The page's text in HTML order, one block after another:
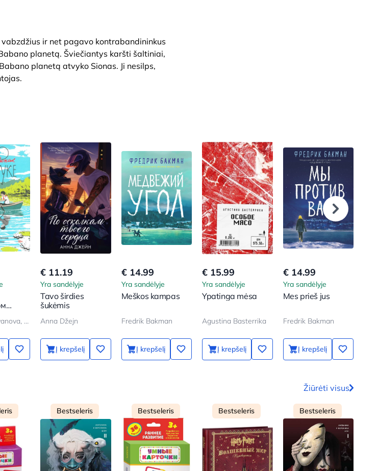
ir net pagavo kontrabandininkus
planetą. Šviečiantys karšti šaltiniai,
planetą atvyko Sionas. Ji nesilps,
Katerina Silvanova, Elena Malisova
€ 11.19
Yra sandėlyje
Tavo širdies
šukėmis
Anna Džejn
Į krepšelį
€ 14.99
Yra sandėlyje
Meškos kampas
Fredrik Bakman
Į krepšelį
€ 15.99
Yra sandėlyje
Ypatinga mėsa
Agustina Basterrika
Į krepšelį
€ 14.99
Yra sandėlyje
Mes prieš jus
Fredrik Bakman
Į krepšelį
Žiūrėti visus
Bestseleris Bestseleris Bestseleris Bestseleris